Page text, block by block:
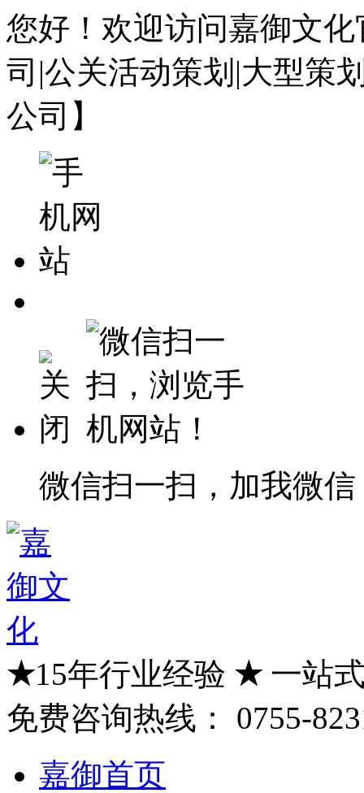
您好！欢迎访问嘉御文
司|公关活动策划|大型策
公司】
微信扫一扫，加我微信
★15年行业经验 ★一站
免费咨询热线：
0755-
嘉御首页